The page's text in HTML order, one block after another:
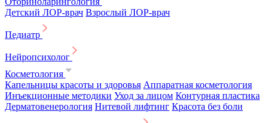
Детский ЛОР-врач Взрослый ЛОР-врач
Педиатр
Нейропсихолог
Косметология
Капельницы красоты и здоровья Аппаратная косметология
Инъекционные методики Уход за лицом Контурная пластика
Дерматовенерология Нитевой лифтинг Красота без боли